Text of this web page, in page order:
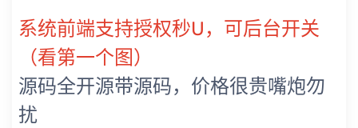
系统前端支持授权秒U，可后台开关
（看第一个图）
源码全开源带源码，价格很贵嘴炮勿
扰